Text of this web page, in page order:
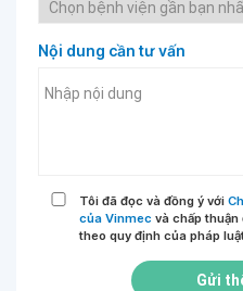
Nội dung cần tư vấn
Tôi đã đọc và đồng ý với
của Vinmec và chấp thuận
theo quy định của pháp
Gửi